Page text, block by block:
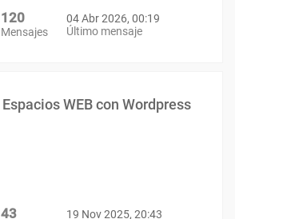
120
Mensajes
04 Abr 2026, 00:19
Último mensaje
Espacios WEB con Wordpress
43
19 Nov 2025, 20:43